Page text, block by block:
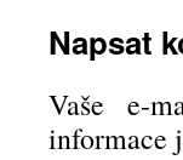
Napsat
Vaše e-
informace